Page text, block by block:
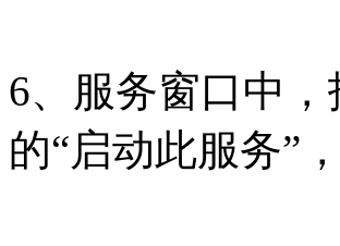
6、服务窗口中，
的“启动此服务”